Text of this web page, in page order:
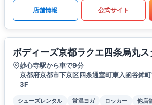
店舗情報 公式サイト
ボディーズ京都ラクエ四条烏丸ス
妙心寺駅から車で9分
京都府京都市下京区四条通室町東入函谷鉾
3F
シューズレンタル 常温ヨガ ロッカー 他店